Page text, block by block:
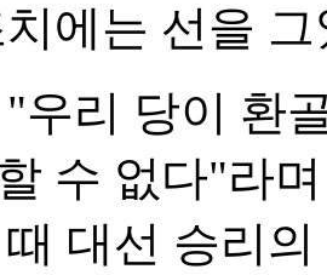
에는 선을
우리 당이 환
수 없다"라
대선 승리